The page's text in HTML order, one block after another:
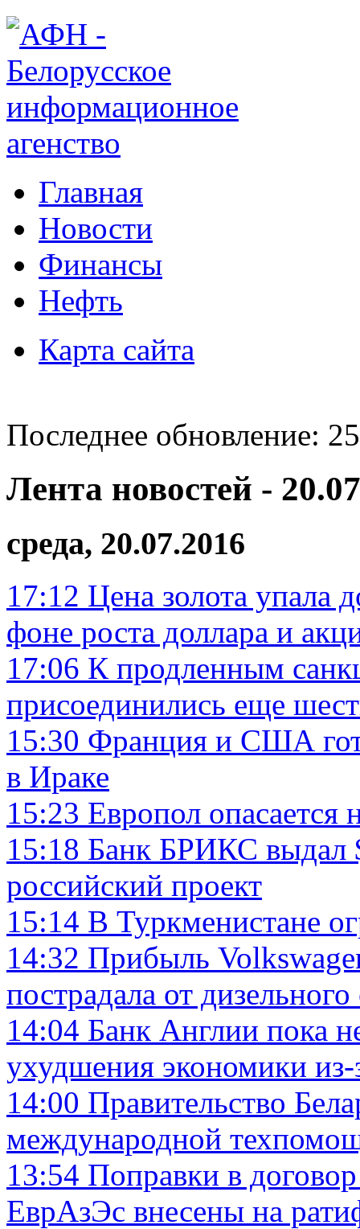
Главная
Новости
Финансы
Нефть
Карта сайта
Последнее обновление:
Лента новостей -
среда, 20.07.2016
17:12 Цена золота упала
фоне роста доллара и
17:06 К продленным
присоединились еще
15:30 Франция и США
в Ираке
15:23 Европол опасается
15:18 Банк БРИКС выдал
российский проект
15:14 В Туркменистане
14:32 Прибыль
пострадала от дизельного
14:04 Банк Англии пока
ухудшения экономики
14:00 Правительство
международной
13:54 Поправки в
ЕврАзЭс внесены на